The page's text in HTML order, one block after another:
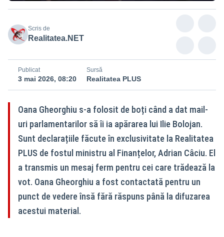
Scris de
Realitatea.NET
Publicat
3 mai 2026, 08:20
Sursă
Realitatea PLUS
Oana Gheorghiu s-a folosit de boți când a dat mail-
uri parlamentarilor să îi ia apărarea lui Ilie Bolojan.
Sunt declarațiile făcute în exclusivitate la Realitatea
PLUS de fostul ministru al Finanțelor, Adrian Câciu. El
a transmis un mesaj ferm pentru cei care trădează la
vot. Oana Gheorghiu a fost contactată pentru un
punct de vedere însă fără răspuns până la difuzarea
acestui material.